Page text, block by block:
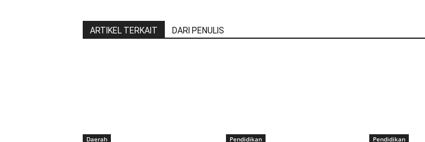
ARTIKEL TERKAIT DARI PENULIS
Daerah Pendidikan Pendidikan